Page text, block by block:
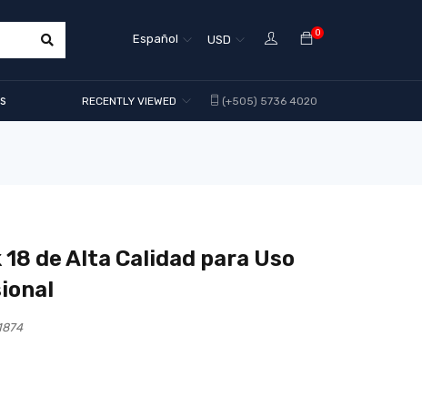
0
USD
Español
(+505) 5736 4020
RECENTLY VIEWED
de Alta Calidad para Uso